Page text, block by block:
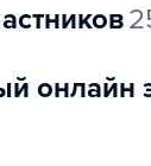
онлайн